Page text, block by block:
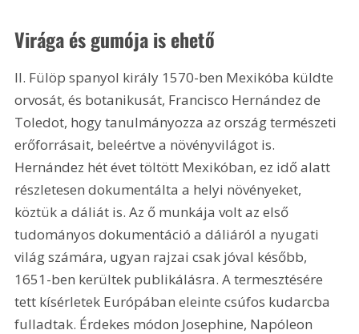
Virága és gumója is ehető
II. Fülöp spanyol király 1570-ben Mexikóba küldte
orvosát, és botanikusát, Francisco Hernández de
Toledot, hogy tanulmányozza az ország természeti
erőforrásait, beleértve a növényvilágot is.
Hernández hét évet töltött Mexikóban, ez idő alatt
részletesen dokumentálta a helyi növényeket,
köztük a dáliát is. Az ő munkája volt az első
tudományos dokumentáció a dáliáról a nyugati
világ számára, ugyan rajzai csak jóval később,
1651-ben kerültek publikálásra. A termesztésére
tett kísérletek Európában eleinte csúfos kudarcba
fulladtak. Érdekes módon Josephine, Napóleon